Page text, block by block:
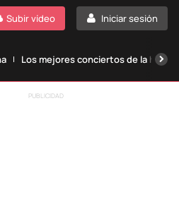
Iniciar sesión
Subir vídeo
Los mejores conciertos de la
PUBLICIDAD